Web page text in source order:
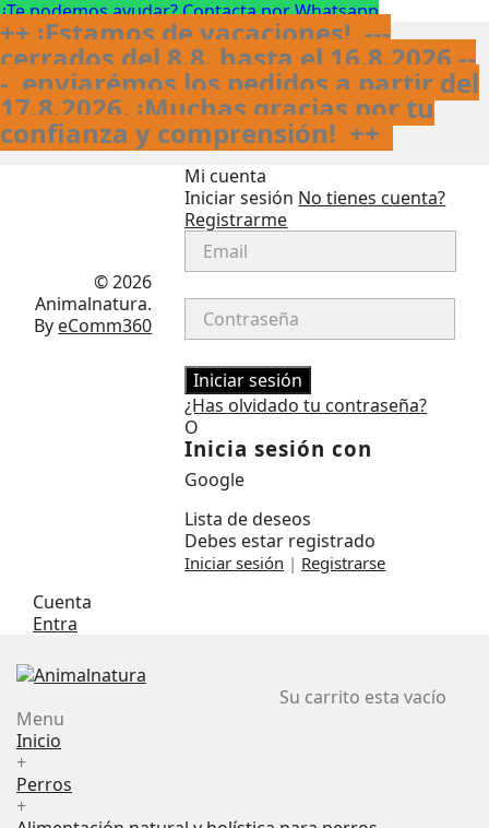
¿Te podemos ayudar? Contacta por Whatsapp
++ ¡Estamos de vacaciones! ---
cerrados del 8.8. hasta el 16.8.2026 --
- enviarémos los pedidos a partir del
17.8.2026. ¡Muchas gracias por tu
confianza y comprensión! ++
FacebookInstagram
© 2026
Animalnatura.
By eComm360
Mi cuenta
Iniciar sesión No tienes cuenta?
Registrarme
Iniciar sesión
¿Has olvidado tu contraseña?
O
Inicia sesión con
Google
Lista de deseos
Debes estar registrado
Iniciar sesión | Registrarse
Cuenta
Entra
Su carrito esta vacío
Menu
Inicio
+
Perros
+